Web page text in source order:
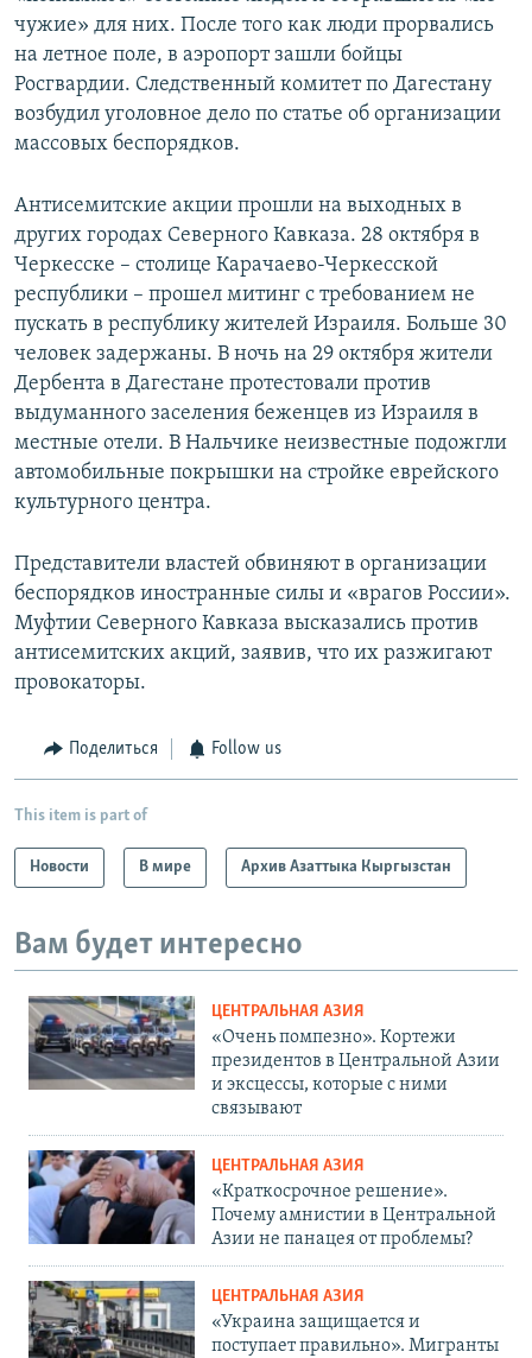
чужие» для них. После того как люди прорвались
на летное поле, в аэропорт зашли бойцы
Росгвардии. Следственный комитет по Дагестану
возбудил уголовное дело по статье об организации
массовых беспорядков.
Антисемитские акции прошли на выходных в
других городах Северного Кавказа. 28 октября в
Черкесске – столице Карачаево-Черкесской
республики – прошел митинг с требованием не
пускать в республику жителей Израиля. Больше 30
человек задержаны. В ночь на 29 октября жители
Дербента в Дагестане протестовали против
выдуманного заселения беженцев из Израиля в
местные отели. В Нальчике неизвестные подожгли
автомобильные покрышки на стройке еврейского
культурного центра.
Представители властей обвиняют в организации
беспорядков иностранные силы и «врагов России».
Муфтии Северного Кавказа высказались против
антисемитских акций, заявив, что их разжигают
провокаторы.
Поделиться Follow us
This item is part of
Новости В мире Архив Азаттыка Кыргызстан
Вам будет интересно
ЦЕНТРАЛЬНАЯ АЗИЯ
«Очень помпезно». Кортежи
президентов в Центральной Азии
и эксцессы, которые с ними
связывают
ЦЕНТРАЛЬНАЯ АЗИЯ
«Краткосрочное решение».
Почему амнистии в Центральной
Азии не панацея от проблемы?
ЦЕНТРАЛЬНАЯ АЗИЯ
«Украина защищается и
поступает правильно». Мигранты